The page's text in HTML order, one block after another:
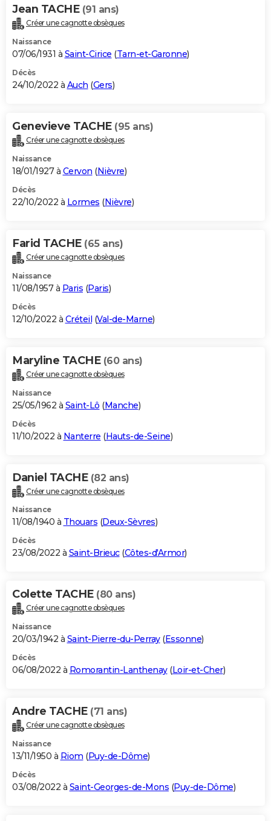
Jean TACHE (91 ans)
Créer une cagnotte obsèques
Naissance
07/06/1931 à Saint-Cirice (Tarn-et-Garonne)
Décès
24/10/2022 à Auch (Gers)
Genevieve TACHE (95 ans)
Créer une cagnotte obsèques
Naissance
18/01/1927 à Cervon (Nièvre)
Décès
22/10/2022 à Lormes (Nièvre)
Farid TACHE (65 ans)
Créer une cagnotte obsèques
Naissance
11/08/1957 à Paris (Paris)
Décès
12/10/2022 à Créteil (Val-de-Marne)
Maryline TACHE (60 ans)
Créer une cagnotte obsèques
Naissance
25/05/1962 à Saint-Lô (Manche)
Décès
11/10/2022 à Nanterre (Hauts-de-Seine)
Daniel TACHE (82 ans)
Créer une cagnotte obsèques
Naissance
11/08/1940 à Thouars (Deux-Sèvres)
Décès
23/08/2022 à Saint-Brieuc(Côtes-d'Armor)
Colette TACHE (80 ans)
Créer une cagnotte obsèques
Naissance
20/03/1942 à Saint-Pierre-du-Perray(Essonne)
Décès
06/08/2022 à Romorantin-Lanthenay(Loir-et-Cher)
Andre TACHE (71 ans)
Créer une cagnotte obsèques
Naissance
13/11/1950 à Riom (Puy-de-Dôme)
Décès
03/08/2022 à Saint-Georges-de-Mons (Puy-de-Dôme)